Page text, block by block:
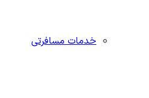
خدمات مسافرتی